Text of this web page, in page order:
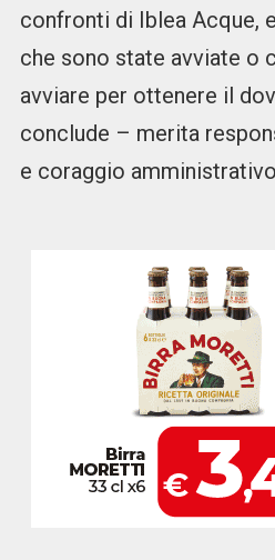
confronti di Iblea Acque,
che sono state avviate o
avviare per ottenere il
conclude – merita
e coraggio